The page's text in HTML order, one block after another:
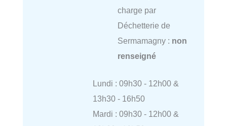
charge par
Déchetterie de
Sermamagny : non
renseigné
Lundi : 09h30 - 12h00 &
13h30 - 16h50
Mardi : 09h30 - 12h00 &